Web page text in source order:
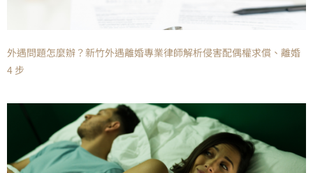
外遇問題怎麼辦？新竹外遇離婚專業律師解析侵害配偶權求償、離婚
4 步